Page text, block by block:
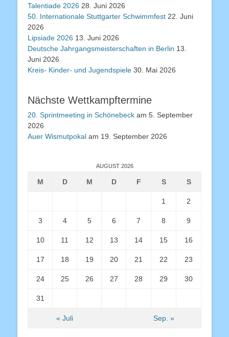
Talentiade 2026 28. Juni 2026
50. Internationale Stuttgarter Schwimmfest 22. Juni
2026
Lipsiade 2026 13. Juni 2026
Deutsche Jahrgangsmeisterschaften in Berlin 13.
Juni 2026
Kreis- Kinder- und Jugendspiele 30. Mai 2026
Nächste Wettkampftermine
20. Sprintmeeting in Schönebeck am 5. September
2026
Auer Wismutpokal am 19. September 2026
AUGUST 2026
M D M D F S S
1 2
3 4 5 6 7 8 9
10 11 12 13 14 15 16
17 18 19 20 21 22 23
24 25 26 27 28 29 30
31
« Juli Sep. »